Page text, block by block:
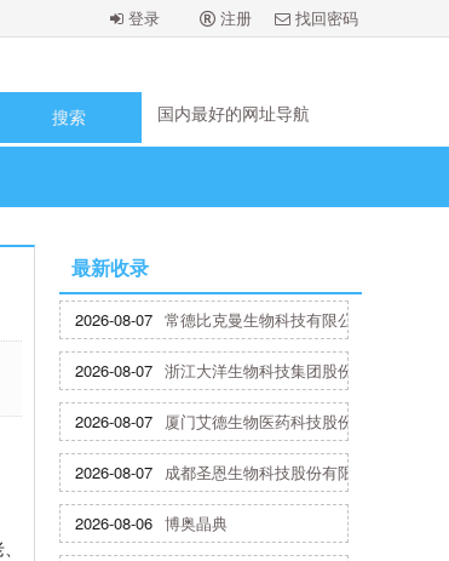
登录 注册 找回密码
国内最好的网址导航
国内最好的网址导航
国内最好的网址导航
最新收录
2026-08-07 常德比克曼生物科技有限公司
2026-08-07 浙江大洋生物科技集团股份有限公司
2026-08-07 厦门艾德生物医药科技股份有限公司
2026-08-07 成都圣恩生物科技股份有限公司
2026-08-06 博奥晶典